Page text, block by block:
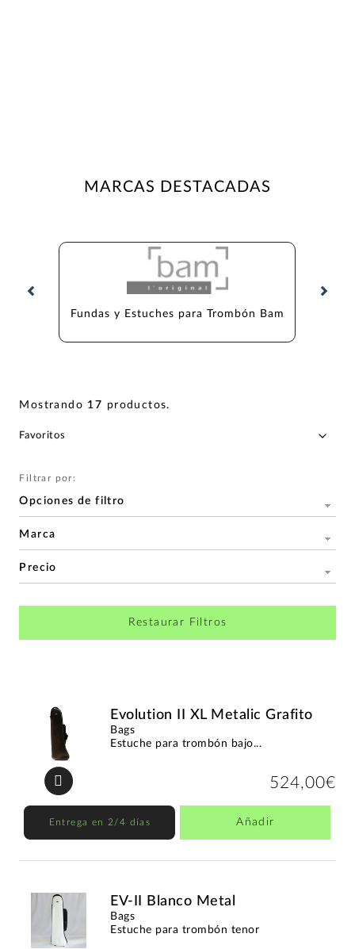
MARCAS DESTACADAS
Fundas y Estuches para Trombón Bam
Mostrando 17 productos.
Filtrar por:
Opciones de filtro
Marca
Precio
Restaurar Filtros
Evolution II XL Metalic Grafito
Bags
Estuche para trombón bajo...
524,00€
Entrega en 2/4 días Añadir
EV-II Blanco Metal
Bags
Estuche para trombón tenor